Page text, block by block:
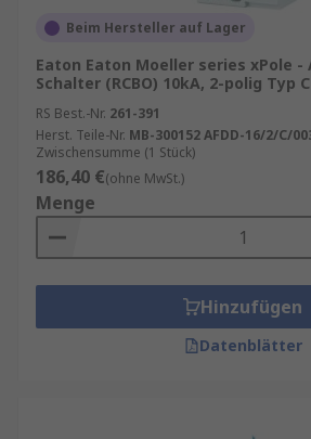
Beim Hersteller auf Lager
Eaton Eaton Moeller series xPole -
Schalter (RCBO) 10kA, 2-polig Typ C
RS Best.-Nr. 261-391
Herst. Teile-Nr. MB-300152 AFDD-16/2/C/
Zwischensumme (1 Stück)
186,40 €(ohne MwSt.)
Menge
Hinzufügen
Datenblätter